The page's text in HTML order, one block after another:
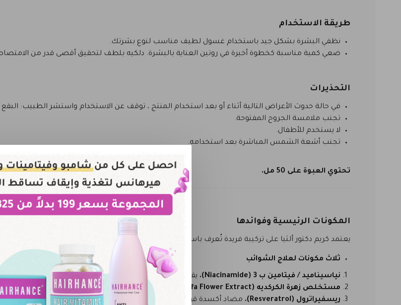
طريقة الاستخدام
نظفي البشرة بشكل جيد باستخدام غسول لطيف مناسب لنوع بشرتك.
ضعي كمية مناسبة كخطوة أخيرة في روتين العناية بالبشرة. دلكيه بلطف لتحقيق أقصى قدر من
التحذيرات
في حالة حدوث الأعراض التالية أثناء أو بعد استخدام المنتج ، توقف عن الاستخدام واستشر الطبيب: البقع
تجنب ملامسة الجروح المفتوحة.
لا يستخدم للأطفال.
تجنب أشعة الشمس المباشرة بعد استخدامه.
تحتوي العبوة على 50 مل.
المكونات الرئيسية وفوائدها
يعتمد كريم دكتور ألثيا على تركيبة فريدة تُعرف باسم ، والتي تجمع بين مكونات مختارة بعناية
ثلاث مكونات لعلاج الشوائب
نياسيناميد / فيتامين ب 3 (Niacinamide).
يقلل مظهر العيوب والبقع الداكنة وينظّم إنتاج الزيوت في
مستخلص زهرة الكركديه (Hibiscus Sabdariffa Flower Extract).
يحتوي على مضادات أكسدة طبيعية،
ريسفيراترول (Resveratrol).
مضاد أكسدة قوي يحمي الجلد من الجذور الحرة، يساعد على تقليل آثار